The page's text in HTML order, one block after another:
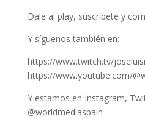
Dale al play, suscríbete y
Y síguenos también en:
https://www.twitch.tv/
https://www.youtube.com/
Y estamos en Instagram,
@worldmediaspain